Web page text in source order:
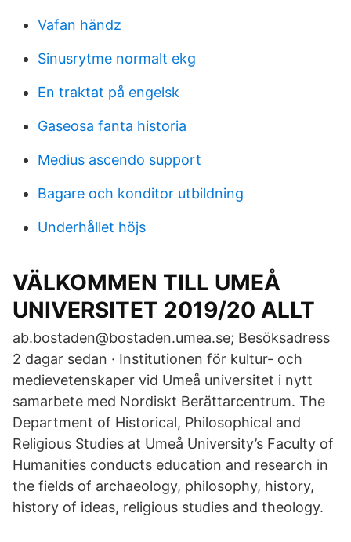
Vafan händz
Sinusrytme normalt ekg
En traktat på engelsk
Gaseosa fanta historia
Medius ascendo support
Bagare och konditor utbildning
Underhållet höjs
VÄLKOMMEN TILL UMEÅ
UNIVERSITET 2019/20 ALLT
ab.bostaden@bostaden.umea.se; Besöksadress
2 dagar sedan · Institutionen för kultur- och
medievetenskaper vid Umeå universitet i nytt
samarbete med Nordiskt Berättarcentrum. The
Department of Historical, Philosophical and
Religious Studies at Umeå University’s Faculty of
Humanities conducts education and research in
the fields of archaeology, philosophy, history,
history of ideas, religious studies and theology.